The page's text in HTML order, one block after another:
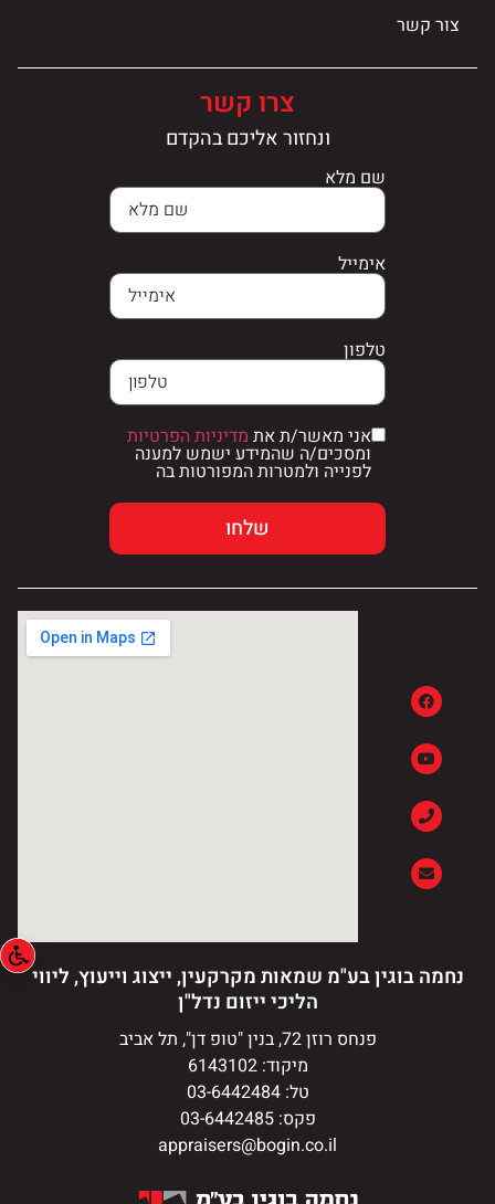
צור קשר
צרו קשר
ונחזור אליכם בהקדם
שם מלא
אימייל
טלפון
אני מאשר/ת את מדיניות הפרטיות
ומסכים/ה שהמידע ישמש למענה
לפנייה ולמטרות המפורטות בה
נחמה בוגין בע"מ שמאות מקרקעין, ייצוג וייעוץ, ליווי
הליכי ייזום נדל"ן
פנחס רוזן 72, בנין "טופ דן", תל אביב
מיקוד: 6143102
טל: 03-6442484
פקס: 03-6442485
appraisers@bogin.co.il